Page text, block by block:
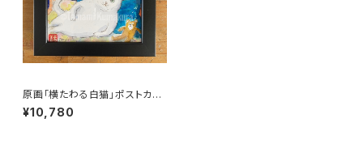
原画「横たわる白猫」ポストカー
ド原画
¥10,780